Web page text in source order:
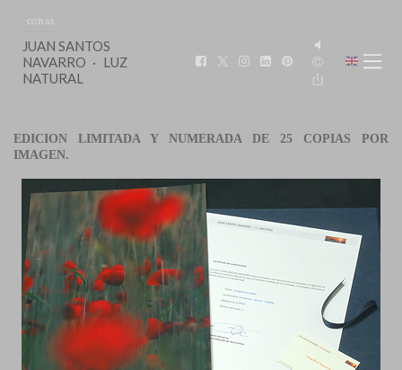
COPIAS
JUAN SANTOS
NAVARRO
LUZ
NATURAL
EDICION LIMITADA Y NUMERADA DE 25 COPIAS POR
IMAGEN.